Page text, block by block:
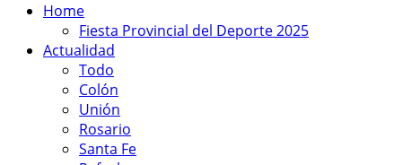
Home
Fiesta Provincial del Deporte 2025
Actualidad
Todo
Colón
Unión
Rosario
Santa Fe